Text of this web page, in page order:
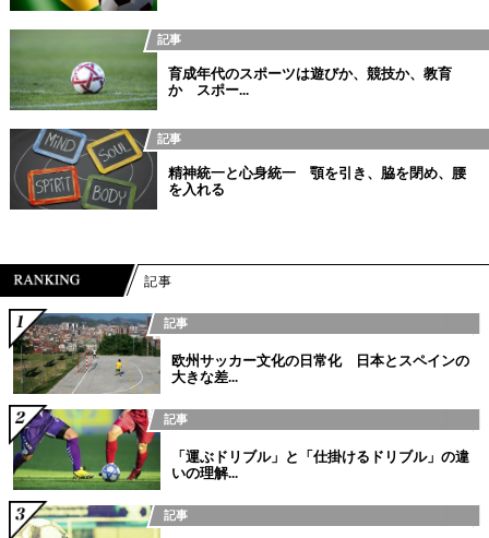
記事
育成年代のスポーツは遊びか、競技か、教育
か スポー...
記事
精神統一と心身統一 顎を引き、脇を閉め、腰
を入れる
記事
記事
欧州サッカー文化の日常化 日本とスペインの
大きな差...
記事
「運ぶドリブル」と「仕掛けるドリブル」の違
いの理解...
記事